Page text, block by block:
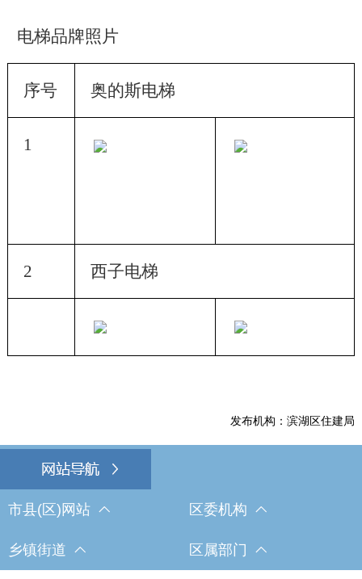
电梯品牌照片
序号 奥的斯电梯
1
2 西子电梯
发布机构：滨湖区住建局
市县(区)网站 区委机构
乡镇街道 区属部门